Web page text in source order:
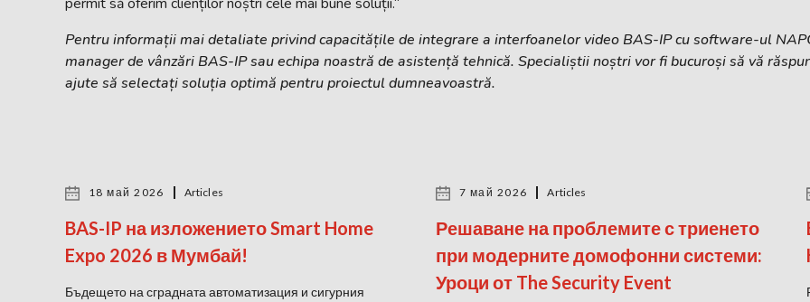
Pentru informații mai detaliate privind capacitățile de integrare a interfoanelor video BAS-IP cu software-ul
manager de vânzări BAS-IP sau echipa noastră de asistență tehnică. Specialiștii noștri vor fi bucuroși să vă
ajute să selectați soluția optimă pentru proiectul dumneavoastră.
18 май 2026 Articles
BAS-IP на изложението Smart Home
Expo 2026 в Мумбай!
Бъдещето на сградната автоматизация и сигурния
7 май 2026 Articles
Решаване на проблемите с триенето
при модерните домофонни системи:
Уроци от The Security Event